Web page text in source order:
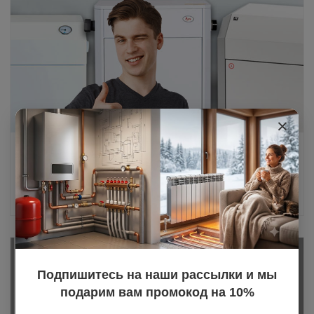
Парапетные газовые котлы: особенности и
преимущества
20.03.2025
×
Подпишитесь на наши рассылки и мы
подарим вам промокод на 10%